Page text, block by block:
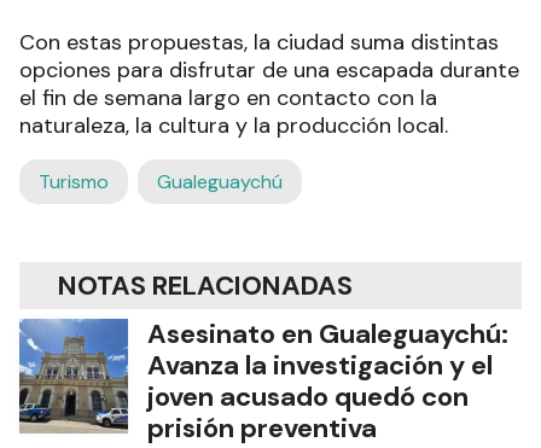
Con estas propuestas, la ciudad suma distintas
opciones para disfrutar de una escapada durante
el fin de semana largo en contacto con la
naturaleza, la cultura y la producción local.
Turismo Gualeguaychú
NOTAS RELACIONADAS
Asesinato en Gualeguaychú:
Avanza la investigación y el
joven acusado quedó con
prisión preventiva